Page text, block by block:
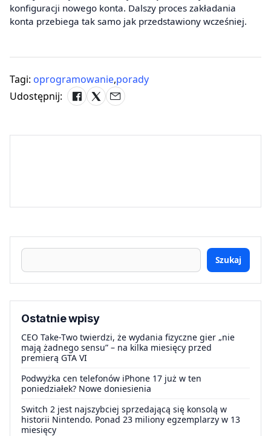
konfiguracji nowego konta. Dalszy proces zakładania
konta przebiega tak samo jak przedstawiony wcześniej.
Tagi: oprogramowanie,porady
Udostępnij:
Szukaj
Ostatnie wpisy
CEO Take-Two twierdzi, że wydania fizyczne gier „nie
mają żadnego sensu” – na kilka miesięcy przed
premierą GTA VI
Podwyżka cen telefonów iPhone 17 już w ten
poniedziałek? Nowe doniesienia
Switch 2 jest najszybciej sprzedającą się konsolą w
historii Nintendo. Ponad 23 miliony egzemplarzy w 13
miesięcy